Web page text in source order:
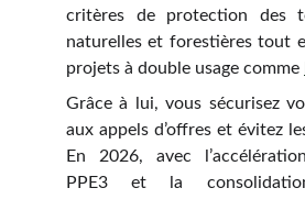
critères de protection des
naturelles et forestières tout
projets à double usage comme
Grâce à lui, vous sécurisez
aux appels d’offres et évitez
En 2026, avec
PPE3 et la